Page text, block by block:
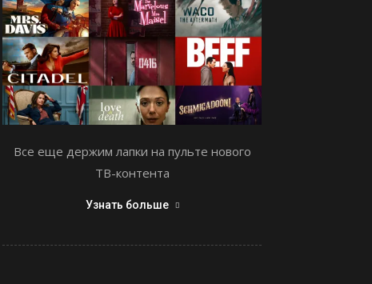
Все еще держим лапки на пульте нового
ТВ-контента
Узнать больше